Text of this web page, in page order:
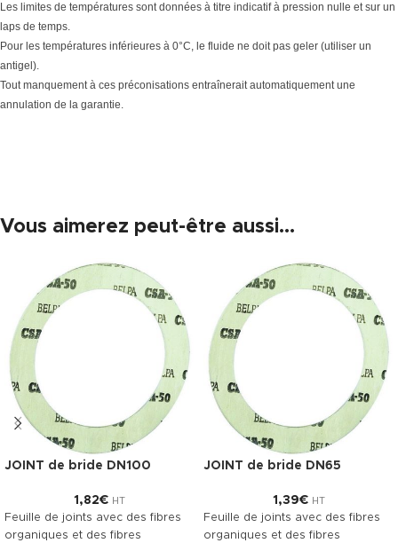
Les limites de températures sont données à titre indicatif à pression nulle et sur un
laps de temps.
Pour les températures inférieures à 0°C, le fluide ne doit pas geler (utiliser un
antigel).
Tout manquement à ces préconisations entraînerait automatiquement une
annulation de la garantie.
Vous aimerez peut-être aussi…
JOINT de bride DN100
1,82€ HT
Feuille de joints avec des fibres
organiques et des fibres
JOINT de bride DN65
1,39€ HT
Feuille de joints avec des fibres
organiques et des fibres